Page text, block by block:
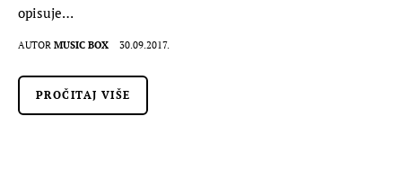
opisuje…
AUTOR MUSIC BOX 30.09.2017.
PROČITAJ VIŠE